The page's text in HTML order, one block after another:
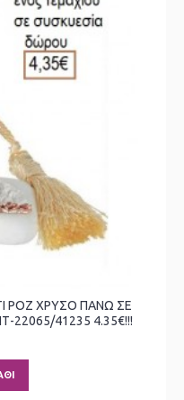
ΡΟΖ ΧΡΥΣΟ ΠΑΝΩ ΣΕ
22065/41235 4.35€!!!